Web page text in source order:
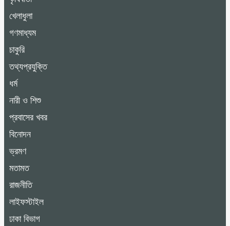
খেলাধুলা
গণমাধ্যম
চাকুরি
তথ্যপ্রযুক্তি
ধর্ম
নারী ও শিশু
প্রবাসের খবর
বিনোদন
ভ্রমণ
মতামত
রাজনীতি
লাইফস্টাইল
ঢাকা বিভাগ